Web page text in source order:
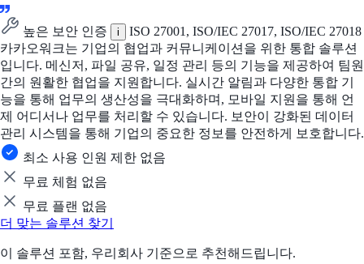
높은 보안 인증 i
ISO 27001, ISO/IEC 27017, ISO/IEC 27018
카카오워크는 기업의 협업과 커뮤니케이션을 위한 통합 솔루션
입니다. 메신저, 파일 공유, 일정 관리 등의 기능을 제공하여 팀원
간의 원활한 협업을 지원합니다. 실시간 알림과 다양한 통합 기
능을 통해 업무의 생산성을 극대화하며, 모바일 지원을 통해 언
제 어디서나 업무를 처리할 수 있습니다. 보안이 강화된 데이터
관리 시스템을 통해 기업의 중요한 정보를 안전하게 보호합니다.
최소 사용 인원 제한 없음
무료 체험 없음
무료 플랜 없음
더 맞는 솔루션 찾기
이 솔루션 포함, 우리회사 기준으로 추천해드립니다.